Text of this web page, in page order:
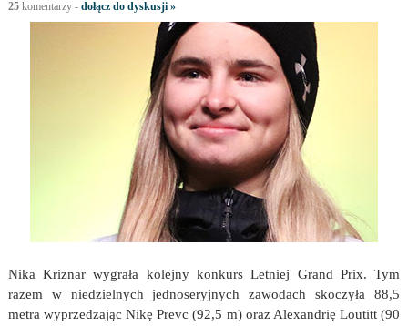
25komentarzy- dołącz do dyskusji »
Nika Kriznar wygrała kolejny konkurs Letniej Grand Prix. Tym
razem w niedzielnych jednoseryjnych zawodach skoczyła 88,5
metra wyprzedzając Nikę Prevc (92,5 m) oraz Alexandrię Loutitt (90